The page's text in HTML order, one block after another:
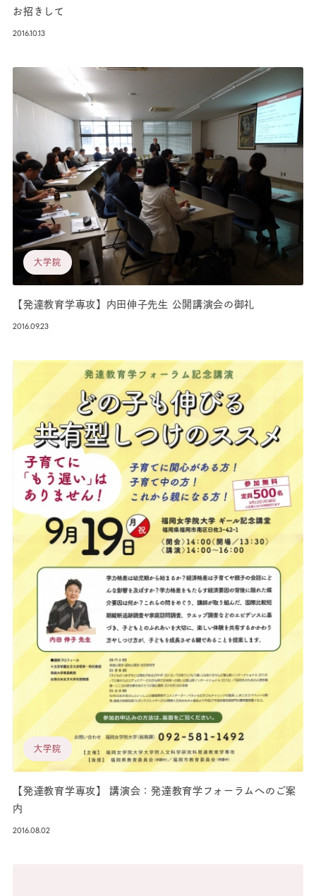
お招きして
2016.10.13
大学院
【発達教育学専攻】内田伸子先生 公開講演会の御礼
2016.09.23
大学院
【発達教育学専攻】 講演会：発達教育学フォーラムへのご案
内
2016.08.02